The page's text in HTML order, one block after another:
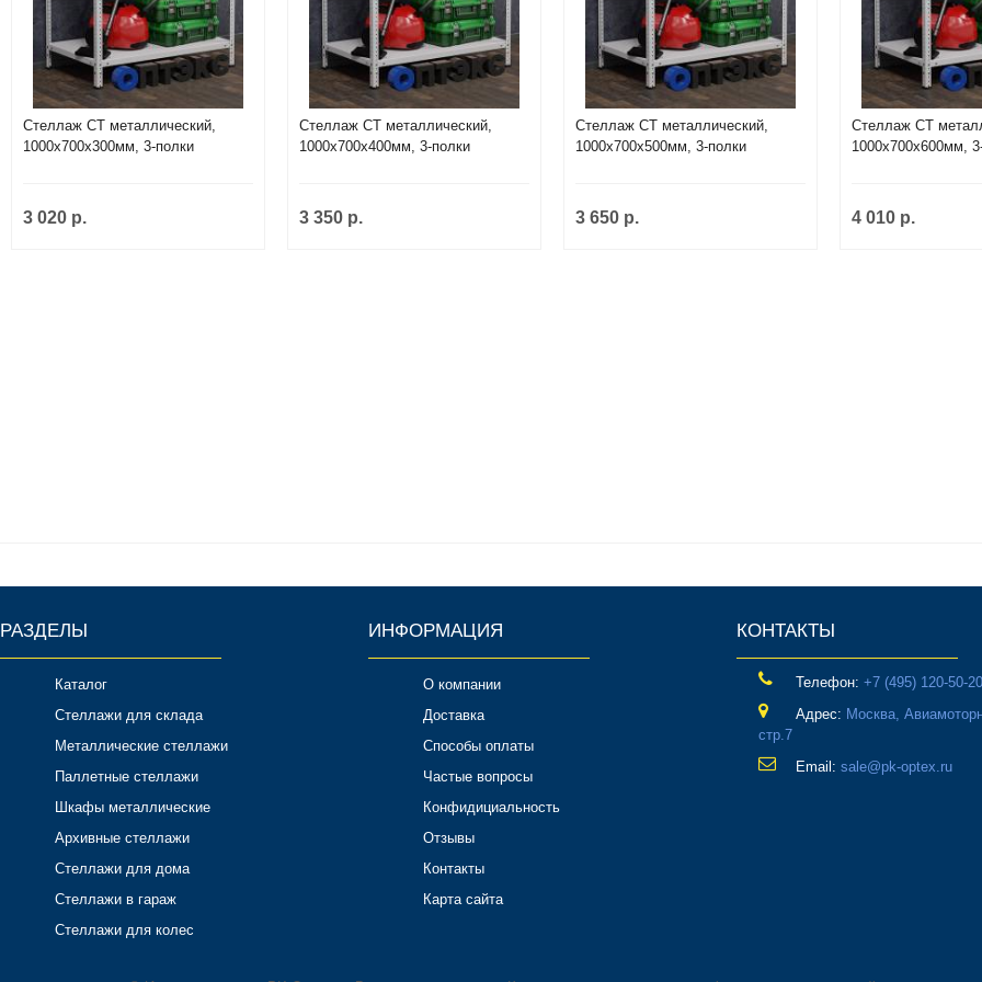
Стеллаж СТ металлический,
1000х700х300мм, 3-полки
3 020 р.
Стеллаж СТ металлический,
1000х700х400мм, 3-полки
3 350 р.
Стеллаж СТ металлический,
1000х700х500мм, 3-полки
3 650 р.
Стеллаж СТ
1000х700х600мм,
4 010 р.
РАЗДЕЛЫ
Каталог
Стеллажи для склада
Металлические стеллажи
Паллетные стеллажи
Шкафы металлические
Архивные стеллажи
Стеллажи для дома
Стеллажи в гараж
Стеллажи для колес
ИНФОРМАЦИЯ
О компании
Доставка
Способы оплаты
Частые вопросы
Конфидициальность
Отзывы
Контакты
Карта сайта
КОНТАКТЫ
Телефон: ‎+7 (495) 120-50-20
Адрес: Москва,
стр.7
Email: sale@pk-optex.ru